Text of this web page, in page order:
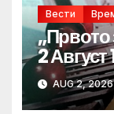
Вести
2 Август
AUG 2,